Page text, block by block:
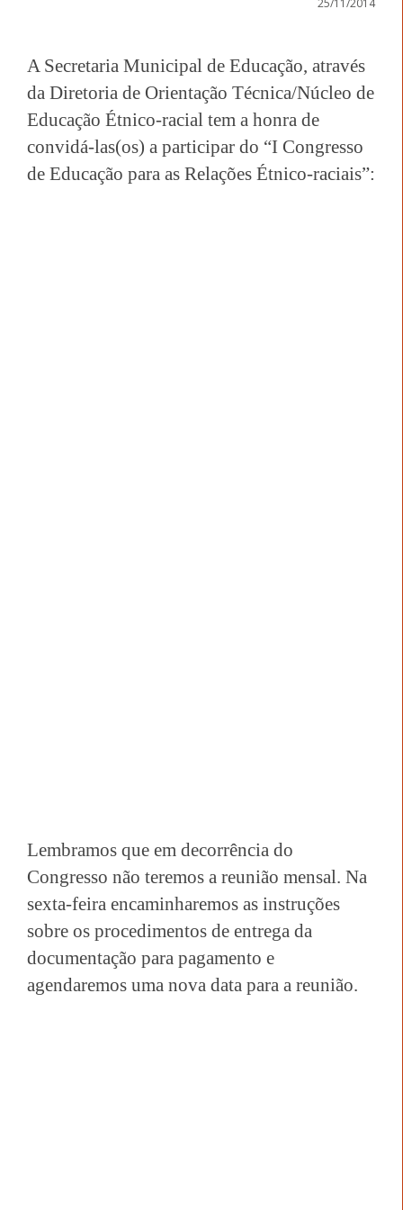
A Secretaria Municipal de Educação, através
da Diretoria de Orientação Técnica/Núcleo de
Educação Étnico-racial tem a honra de
convidá-las(os) a participar do “I Congresso
de Educação para as Relações Étnico-raciais”:
Lembramos que em decorrência do
Congresso não teremos a reunião mensal. Na
sexta-feira encaminharemos as instruções
sobre os procedimentos de entrega da
documentação para pagamento e
agendaremos uma nova data para a reunião.